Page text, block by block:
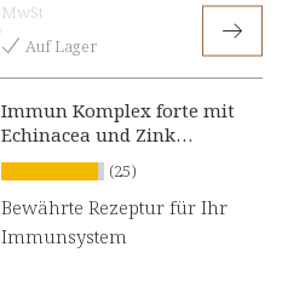
MwSt
Auf Lager
Immun Komplex forte mit
Echinacea und Zink
Konzentrat (25)
Bewährte Rezeptur für Ihr
Immunsystem